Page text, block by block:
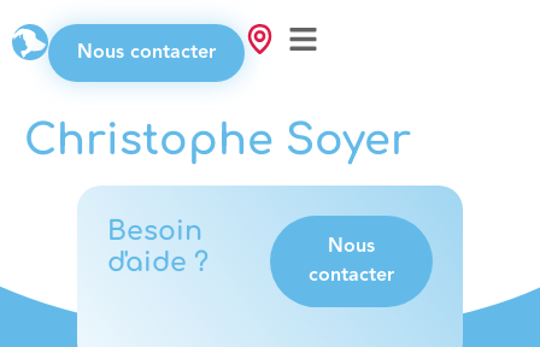
Nous contacter
Christophe Soyer
Besoin
d'aide ?
Nous
contacter